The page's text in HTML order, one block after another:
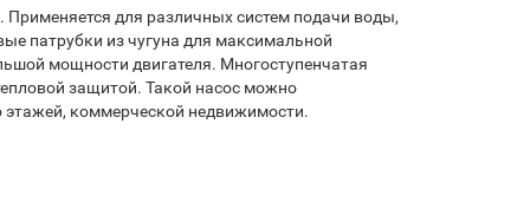
Применяется для различных систем подачи воды,
патрубки из чугуна для максимальной
мощности двигателя. Многоступенчатая
защитой. Такой насос можно
коммерческой недвижимости.